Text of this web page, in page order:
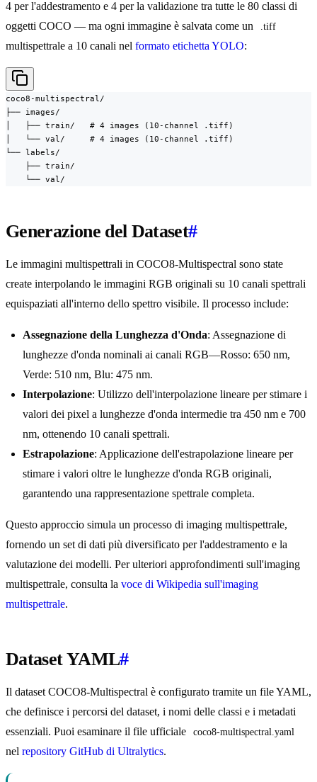
4 per l'addestramento e 4 per la validazione tra tutte le 80 classi di
oggetti COCO — ma ogni immagine è salvata come un
.tiff
multispettrale a 10 canali nel formato etichetta YOLO:
coco8-multispectral/
├── images/
│   ├── train/   # 4 images (10-channel .tiff)
│   └── val/     # 4 images (10-channel .tiff)
└── labels/
    ├── train/
    └── val/
Generazione del Dataset#
Le immagini multispettrali in COCO8-Multispectral sono state
create interpolando le immagini RGB originali su 10 canali spettrali
equispaziati all'interno dello spettro visibile. Il processo include:
Assegnazione della Lunghezza d'Onda: Assegnazione di
lunghezze d'onda nominali ai canali RGB—Rosso: 650 nm,
Verde: 510 nm, Blu: 475 nm.
Interpolazione: Utilizzo dell'interpolazione lineare per stimare i
valori dei pixel a lunghezze d'onda intermedie tra 450 nm e 700
nm, ottenendo 10 canali spettrali.
Estrapolazione: Applicazione dell'estrapolazione lineare per
stimare i valori oltre le lunghezze d'onda RGB originali,
garantendo una rappresentazione spettrale completa.
Questo approccio simula un processo di imaging multispettrale,
fornendo un set di dati più diversificato per l'addestramento e la
valutazione dei modelli. Per ulteriori approfondimenti sull'imaging
multispettrale, consulta la voce di Wikipedia sull'imaging
multispettrale.
Dataset YAML#
Il dataset COCO8-Multispectral è configurato tramite un file YAML,
che definisce i percorsi del dataset, i nomi delle classi e i metadati
essenziali. Puoi esaminare il file ufficiale
coco8-multispectral.yaml
nel repository GitHub di Ultralytics.